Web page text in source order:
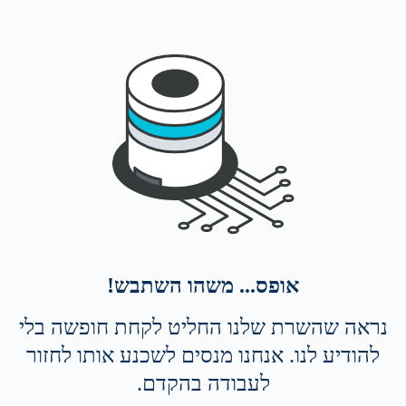
אופס... משהו השתבש!
נראה שהשרת שלנו החליט לקחת חופשה בלי
להודיע לנו. אנחנו מנסים לשכנע אותו לחזור
לעבודה בהקדם.